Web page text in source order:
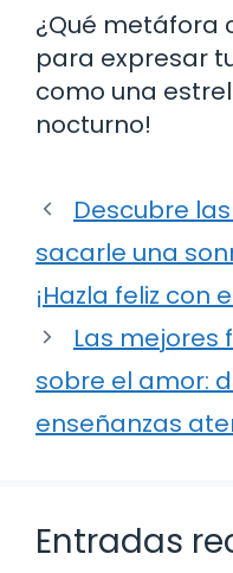
¿Qué metáfora
para expresar
como una
nocturno!
Descubre
sacarle una
¡Hazla feliz con
Las mejores
sobre el amor:
enseñanzas
Entradas